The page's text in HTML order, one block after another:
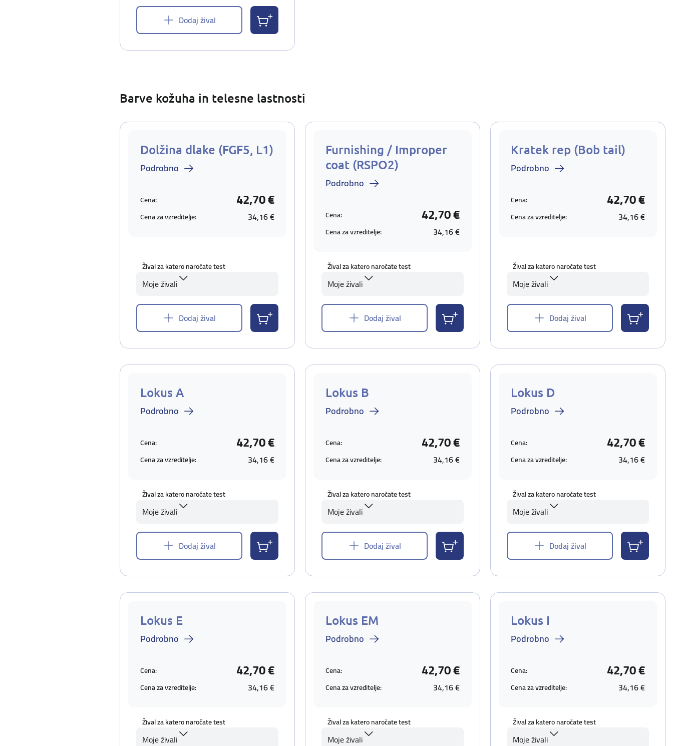
Dodaj žival
Barve kožuha in telesne lastnosti
Dolžina dlake (FGF5, L1)
Podrobno
Cena: 42,70 €
Cena za vzreditelje: 34,16 €
Žival za katero naročate test
Moje živali
Dodaj žival
Furnishing / Improper
coat (RSPO2)
Podrobno
Cena: 42,70 €
Cena za vzreditelje: 34,16 €
Žival za katero naročate test
Moje živali
Dodaj žival
Kratek rep (Bob tail)
Podrobno
Cena: 42,70 €
Cena za vzreditelje: 34,16 €
Žival za katero naročate test
Moje živali
Dodaj žival
Lokus A
Podrobno
Cena: 42,70 €
Cena za vzreditelje: 34,16 €
Žival za katero naročate test
Moje živali
Dodaj žival
Lokus B
Podrobno
Cena: 42,70 €
Cena za vzreditelje: 34,16 €
Žival za katero naročate test
Moje živali
Dodaj žival
Lokus D
Podrobno
Cena: 42,70 €
Cena za vzreditelje: 34,16 €
Žival za katero naročate test
Moje živali
Dodaj žival
Lokus E
Podrobno
Cena: 42,70 €
Cena za vzreditelje: 34,16 €
Žival za katero naročate test
Moje živali
Lokus EM
Podrobno
Cena: 42,70 €
Cena za vzreditelje: 34,16 €
Žival za katero naročate test
Moje živali
Lokus I
Podrobno
Cena: 42,70 €
Cena za vzreditelje: 34,16 €
Žival za katero naročate test
Moje živali